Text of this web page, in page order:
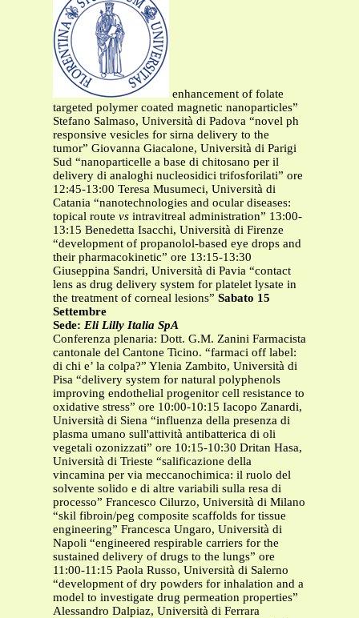
enhancement of folate
targeted polymer coated magnetic nanoparticles”
Stefano Salmaso, Università di Padova “novel ph
responsive vesicles for sirna delivery to the
tumor” Giovanna Giacalone, Università di Parigi
Sud “nanoparticelle a base di chitosano per il
delivery di analoghi nucleosidici trifosforilati” ore
12:45-13:00 Teresa Musumeci, Università di
Catania “nanotechnologies and ocular diseases:
topical route vs intravitreal administration” 13:00-
13:15 Benedetta Isacchi, Università di Firenze
“development of propanolol-based eye drops and
their pharmacokinetic” ore 13:15-13:30
Giuseppina Sandri, Università di Pavia “contact
lens as drug delivery system for platelet lysate in
the treatment of corneal lesions” Sabato 15
Settembre
Sede: Eli Lilly Italia SpA
Conferenza plenaria: Dott. G.M. Zanini Farmacista
cantonale del Cantone Ticino. “farmaci off label:
di chi e’ la colpa?” Ylenia Zambito, Università di
Pisa “delivery system for natural polyphenols
improving endothelial progenitor cell resistance to
oxidative stress” ore 10:00-10:15 Iacopo Zanardi,
Università di Siena “influenza della presenza di
plasma umano sull'attività antibatterica di oli
vegetali ozonizzati” ore 10:15-10:30 Dritan Hasa,
Università di Trieste “salificazione della
vincamina per via meccanochimica: il ruolo del
solvente solido e di altre variabili sulla resa di
processo” Francesco Cilurzo, Università di Milano
“skil fibroin/peg composite scaffolds for tissue
engineering” Francesca Ungaro, Università di
Napoli “engineered respirable carriers for the
sustained delivery of drugs to the lungs” ore
11:00-11:15 Paola Russo, Università di Salerno
“development of dry powders for inhalation and a
model to investigate drug permeation properties”
Alessandro Dalpiaz, Università di Ferrara